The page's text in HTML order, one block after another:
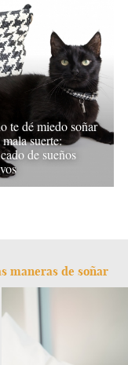
te dé miedo soñar
suerte:
de sueños
maneras de soñar